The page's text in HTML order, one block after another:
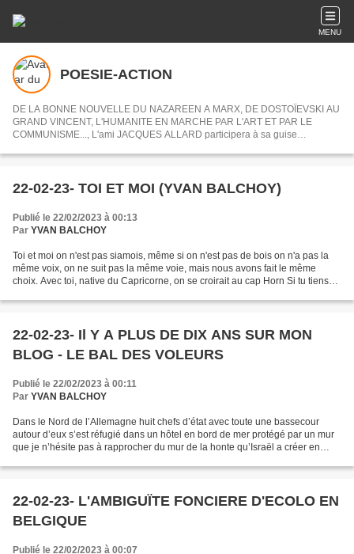
MENU
POESIE-ACTION
DE LA BONNE NOUVELLE DU NAZAREEN A MARX, DE DOSTOÏEVSKI AU
GRAND VINCENT, L'HUMANITE EN MARCHE PAR L'ART ET PAR LE
COMMUNISME..., L'ami JACQUES ALLARD participera à sa guise
articles choisis.
22-02-23- TOI ET MOI (YVAN BALCHOY)
Publié le 22/02/2023 à 00:13
Par YVAN BALCHOY
Toi et moi on n'est pas siamois, même si on n'est pas de bois on n'a pas la
même voix, on ne suit pas la même voie, mais nous avons fait le même
choix. Avec toi, native du Capricorne, on se croirait au cap Horn Si tu tiens
22-02-23- Il Y A PLUS DE DIX ANS SUR MON
BLOG - LE BAL DES VOLEURS
Publié le 22/02/2023 à 00:11
Par YVAN BALCHOY
Dans le Nord de l’Allemagne huit chefs d’état avec toute une bassecour
autour d’eux s’est réfugié dans un hôtel en bord de mer protégé par un mur
que je n’hésite pas à rapprocher du mur de la honte qu’Israël a créer en
22-02-23- L'AMBIGUÏTE FONCIERE D'ECOLO EN
BELGIQUE
Publié le 22/02/2023 à 00:07